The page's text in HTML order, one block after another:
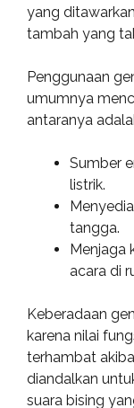
yang
tambah yang
Penggunaan
umumnya
antaranya
Sumber
listrik.
tangga.
Menjaga
acara di
Keberadaan
karena nilai
terhambat
diandalkan
suara bising